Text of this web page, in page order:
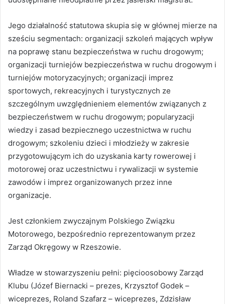
Jego działalność statutowa skupia się w głównej mierze na
sześciu segmentach: organizacji szkoleń mających wpływ
na poprawę stanu bezpieczeństwa w ruchu drogowym;
organizacji turniejów bezpieczeństwa w ruchu drogowym i
turniejów motoryzacyjnych; organizacji imprez
sportowych, rekreacyjnych i turystycznych ze
szczególnym uwzględnieniem elementów związanych z
bezpieczeństwem w ruchu drogowym; popularyzacji
wiedzy i zasad bezpiecznego uczestnictwa w ruchu
drogowym; szkoleniu dzieci i młodzieży w zakresie
przygotowującym ich do uzyskania karty rowerowej i
motorowej oraz uczestnictwu i rywalizacji w systemie
zawodów i imprez organizowanych przez inne
organizacje.
Jest członkiem zwyczajnym Polskiego Związku
Motorowego, bezpośrednio reprezentowanym przez
Zarząd Okręgowy w Rzeszowie.
Władze w stowarzyszeniu pełni: pięcioosobowy Zarząd
Klubu (Józef Biernacki – prezes, Krzysztof Godek –
wiceprezes, Roland Szafarz – wiceprezes, Zdzisław